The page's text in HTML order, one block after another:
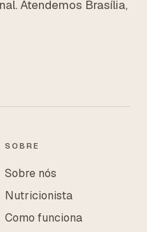
Atendemos Brasília,
SOBRE
Sobre nós
Nutricionista
Como funciona